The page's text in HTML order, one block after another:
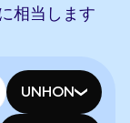
相当します
UNHON